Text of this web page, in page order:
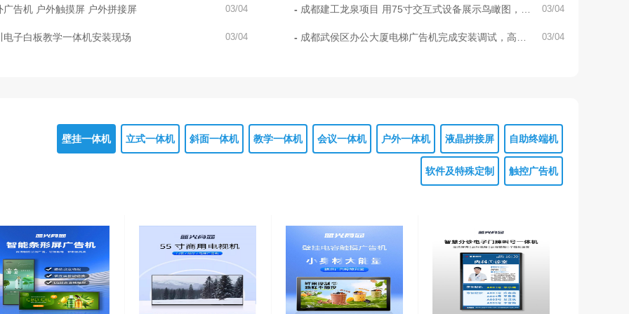
+防雷
广告机 户外触摸屏 户外拼接屏 03/04 成都建工龙泉项目 用75寸交互式设备展示鸟瞰图，放
大圈注细节
03/04
电子白板教学一体机安装现场 03/04 成都武侯区办公大厦电梯广告机完成安装调试，高端 03/04
壁挂一体机 立式一体机 斜面一体机 教学一体机 会议一体机 户外一体机 液晶拼接屏 自助终端机
软件及特殊定制 触控广告机